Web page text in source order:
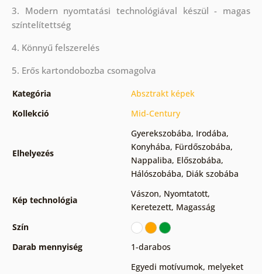
3. Modern nyomtatási technológiával készül - magas
színtelítettség
4. Könnyű felszerelés
5. Erős kartondobozba csomagolva
Kategória
Absztrakt képek
Kollekció
Mid-Century
Elhelyezés
Gyerekszobába, Irodába,
Konyhába, Fürdőszobába,
Nappaliba, Előszobába,
Hálószobába, Diák szobába
Kép technológia
Vászon, Nyomtatott,
Keretezett, Magasság
Szín
Darab mennyiség
1-darabos
Egyedi motívumok, melyeket